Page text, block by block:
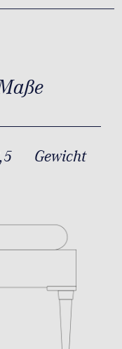
Gewicht